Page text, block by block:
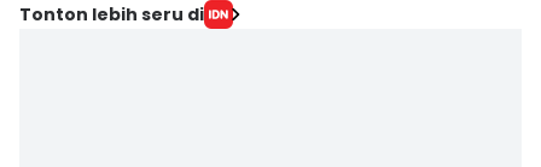
Tonton lebih seru di